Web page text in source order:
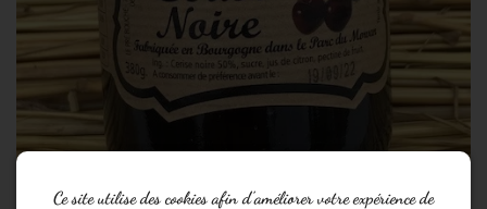
Ce site utilise des cookies afin d’améliorer votre expérience de